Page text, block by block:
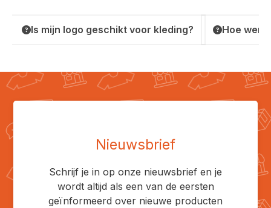
Is mijn logo geschikt voor kleding? Hoe
Nieuwsbrief
Schrijf je in op onze nieuwsbrief en je
wordt altijd als een van de eersten
geïnformeerd over nieuwe producten